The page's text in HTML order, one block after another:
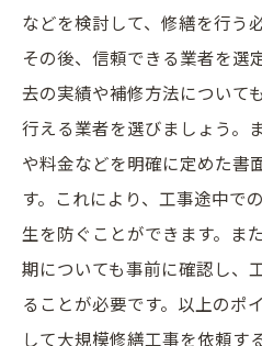
などを検討して、修繕を行う
その後、信頼できる業者を選
去の実績や補修方法について
行える業者を選びましょう。
や料金などを明確に定めた書
す。これにより、工事途中で
生を防ぐことができます。ま
期についても事前に確認し、
ることが必要です。以上のポ
して大規模修繕工事を依頼す